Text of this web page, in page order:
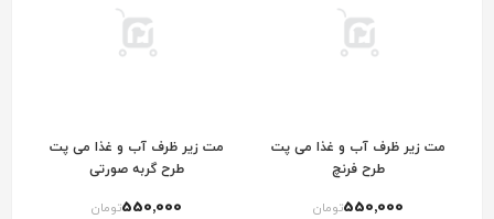
مت زیر ظرف آب و غذا می پت
طرح فرنچ
550٬000تومان
مت زیر ظرف آب و غذا می پت
طرح گربه صورتی
550٬000تومان